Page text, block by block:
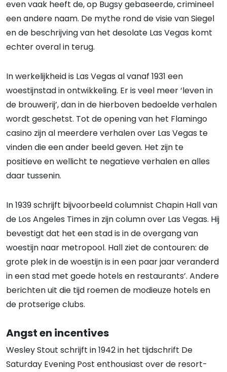
even vaak heeft de, op Bugsy gebaseerde, crimineel
een andere naam. De mythe rond de visie van Siegel
en de beschrijving van het desolate Las Vegas komt
echter overal in terug.
In werkelijkheid is Las Vegas al vanaf 1931 een
woestijnstad in ontwikkeling. Er is veel meer ‘leven in
de brouwerij’, dan in de hierboven bedoelde verhalen
wordt geschetst. Tot de opening van het Flamingo
casino zijn al meerdere verhalen over Las Vegas te
vinden die een ander beeld geven. Het zijn te
positieve en wellicht te negatieve verhalen en alles
daar tussenin.
In 1939 schrijft bijvoorbeeld columnist Chapin Hall van
de Los Angeles Times in zijn column over Las Vegas. Hij
bevestigt dat het een stad is in de overgang van
woestijn naar metropool. Hall ziet de contouren: de
grote plek in de woestijn is in een paar jaar veranderd
in een stad met goede hotels en restaurants’. Andere
berichten uit die tijd roemen de modieuze hotels en
de protserige clubs.
Angst en incentives
Wesley Stout schrijft in 1942 in het tijdschrift De
Saturday Evening Post enthousiast over de resort-